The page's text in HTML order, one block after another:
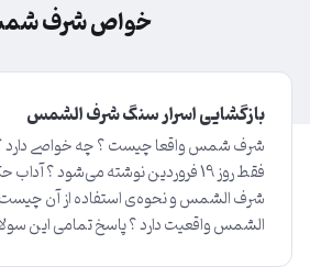
خواص شرف
بازگشایی اسرار سنگ شرف الشمس
شرف شمس واقعا چیست ؟ چه خواصی دارد
فقط روز 19 فروردین نوشته می‌شود ؟
شرف الشمس و نحوه‌ی استفاده از آن
الشمس واقعیت دارد ؟ پاسخ تمامی این